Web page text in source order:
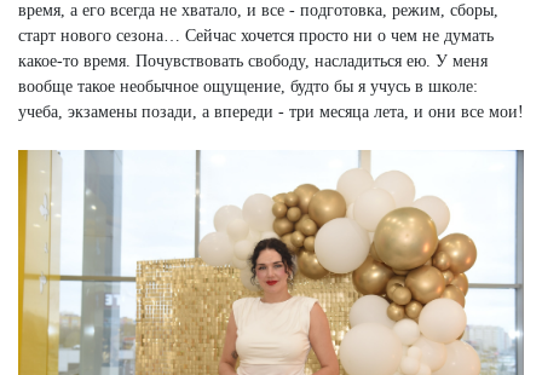
время, а его всегда не хватало, и все - подготовка, режим, сборы,
старт нового сезона… Сейчас хочется просто ни о чем не думать
какое-то время. Почувствовать свободу, насладиться ею. У меня
вообще такое необычное ощущение, будто бы я учусь в школе:
учеба, экзамены позади, а впереди - три месяца лета, и они все мои!